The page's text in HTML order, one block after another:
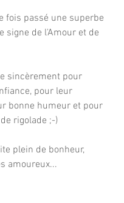
fois passé une superbe
signe de l'Amour et de
sincèrement pour
pour leur
bonne humeur et pour
rigolade ;-)
plein de bonheur,
amoureux...